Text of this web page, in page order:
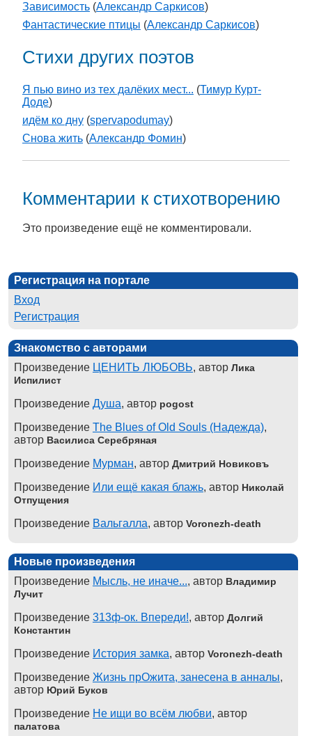
Зависимость (Александр Саркисов)
Фантастические птицы (Александр Саркисов)
Стихи других поэтов
Я пью вино из тех далёких мест... (Тимур Курт-
Доде)
идём ко дну (spervapodumay)
Снова жить (Александр Фомин)
Комментарии к стихотворению
Это произведение ещё не комментировали.
Регистрация на портале
Вход
Регистрация
Знакомство с авторами
Произведение ЦЕНИТЬ ЛЮБОВЬ, автор Лика
Испилист
Произведение Душа, автор pogost
Произведение The Blues of Old Souls (Надежда),
автор Василиса Серебряная
Произведение Мурман, автор Дмитрий Новиковъ
Произведение Или ещё какая блажь, автор Николай
Отпущения
Произведение Вальгалла, автор Voronezh-death
Новые произведения
Произведение Мысль, не иначе..., автор Владимир
Лучит
Произведение 313ф-ок. Впереди!, автор Долгий
Константин
Произведение История замка, автор Voronezh-death
Произведение Жизнь прОжита, занесена в анналы,
автор Юрий Буков
Произведение Не ищи во всём любви, автор
палатова